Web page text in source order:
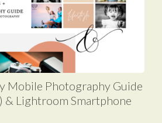
Mobile Photography Guide
& Lightroom Smartphone